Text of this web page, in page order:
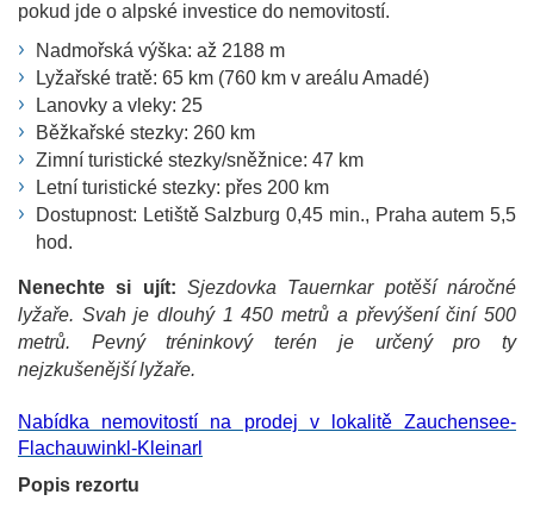
pokud jde o alpské investice do nemovitostí.
Nadmořská výška: až 2188 m
Lyžařské tratě: 65 km (760 km v areálu Amadé)
Lanovky a vleky: 25
Běžkařské stezky: 260 km
Zimní turistické stezky/sněžnice: 47 km
Letní turistické stezky: přes 200 km
Dostupnost: Letiště Salzburg 0,45 min., Praha autem 5,5
hod.
Nenechte si ujít: Sjezdovka Tauernkar potěší náročné
lyžaře. Svah je dlouhý 1 450 metrů a převýšení činí 500
metrů. Pevný tréninkový terén je určený pro ty
nejzkušenější lyžaře.
Nabídka nemovitostí na prodej v lokalitě Zauchensee-
Flachauwinkl-Kleinarl
Popis rezortu